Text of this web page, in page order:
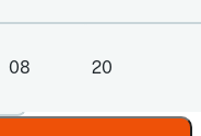
08 20